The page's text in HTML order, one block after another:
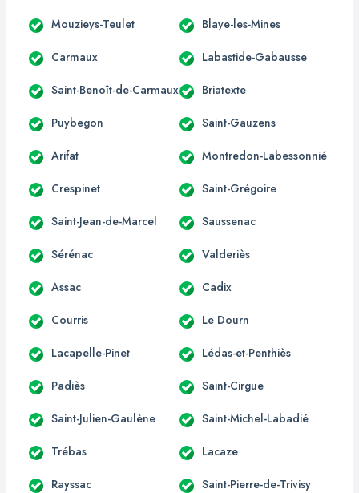
Mouzieys-Teulet Blaye-les-Mines
Carmaux Labastide-Gabausse
Saint-Benoît-de-Carmaux Briatexte
Puybegon Saint-Gauzens
Arifat Montredon-Labessonnié
Crespinet Saint-Grégoire
Saint-Jean-de-Marcel Saussenac
Sérénac Valderiès
Assac Cadix
Courris Le Dourn
Lacapelle-Pinet Lédas-et-Penthiès
Padiès Saint-Cirgue
Saint-Julien-Gaulène Saint-Michel-Labadié
Trébas Lacaze
Rayssac Saint-Pierre-de-Trivisy